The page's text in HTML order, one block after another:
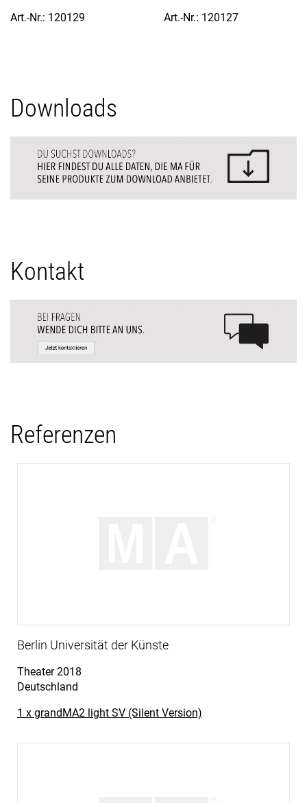
Art.-Nr.: 120129 Art.-Nr.: 120127
Downloads
Kontakt
Referenzen
Berlin Universität der Künste
Theater 2018
Deutschland
1 x grandMA2 light SV (Silent Version)